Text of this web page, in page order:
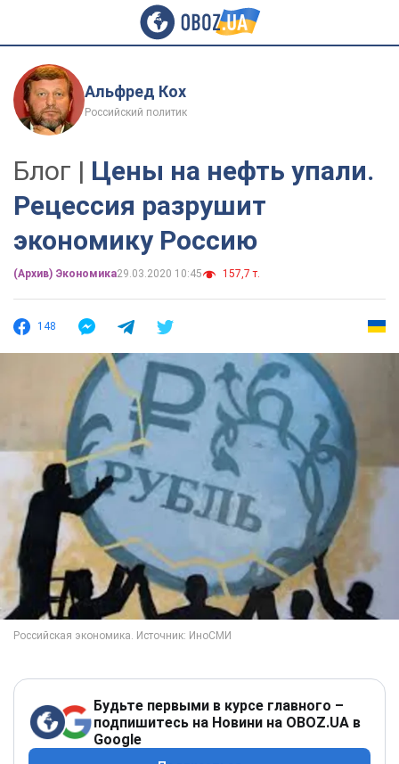
Альфред Кох
Российский политик
Блог | Цены на нефть упали.
Рецессия разрушит
экономику Россию
(Архив) Экономика29.03.2020 10:45 157,7 т.
148
Будьте первыми в курсе главного –
подпишитесь на Новини на OBOZ.UA в
Google